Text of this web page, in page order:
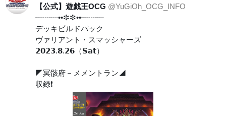
【公式】遊戯王OCG @YuGiOh_OCG_INFO
┈┈┈••✼✼••┈┈┈
デッキビルドパック
ヴァリアント・スマッシャーズ
𝟮𝟬𝟮𝟯.𝟴.𝟮𝟲（𝗦𝗮𝘁）
◤冥骸府－メメントラン◢
収録❗️